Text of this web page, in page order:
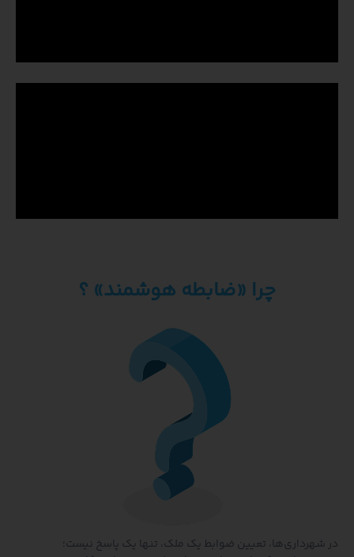
چرا «ضابطه هوشمند» ؟
تعیین ضوابط یک ملک، تنها یک پاسخ نیست؛